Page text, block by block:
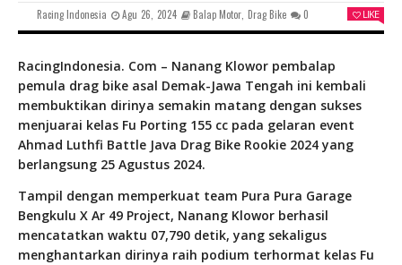
Racing Indonesia Agu 26, 2024 Balap Motor, Drag Bike 0 LIKE
RacingIndonesia. Com – Nanang Klowor pembalap
pemula drag bike asal Demak-Jawa Tengah ini kembali
membuktikan dirinya semakin matang dengan sukses
menjuarai kelas Fu Porting 155 cc pada gelaran event
Ahmad Luthfi Battle Java Drag Bike Rookie 2024 yang
berlangsung 25 Agustus 2024.
Tampil dengan memperkuat team Pura Pura Garage
Bengkulu X Ar 49 Project, Nanang Klowor berhasil
mencatatkan waktu 07,790 detik, yang sekaligus
menghantarkan dirinya raih podium terhormat kelas Fu